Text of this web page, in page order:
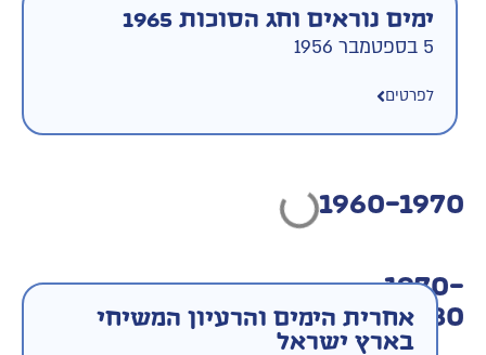
ימים נוראים וחג הסוכות 1965
5 בספטמבר 1956
לפרטים
1960-1970
1970-
1980אחרית הימים והרעיון המשיחי
בארץ ישראל